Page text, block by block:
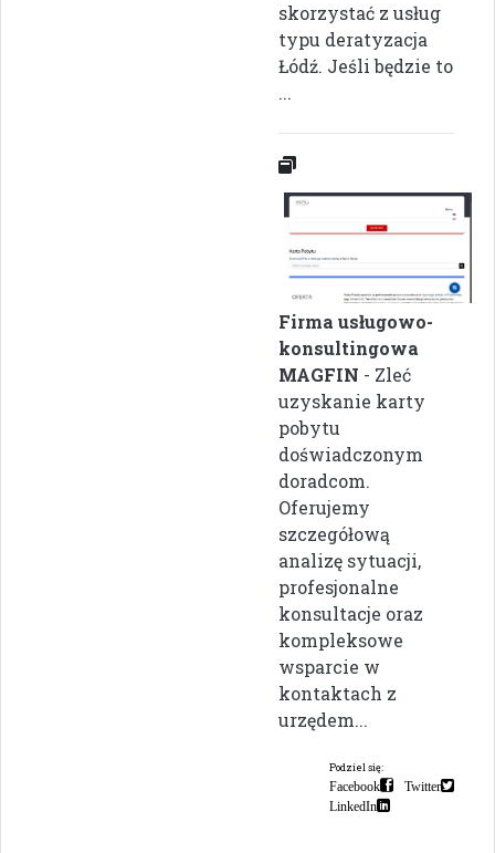
skorzystać z usług
typu deratyzacja
Łódź. Jeśli będzie to
...
Firma usługowo-
konsultingowa
MAGFIN - Zleć
uzyskanie karty
pobytu
doświadczonym
doradcom.
Oferujemy
szczegółową
analizę sytuacji,
profesjonalne
konsultacje oraz
kompleksowe
wsparcie w
kontaktach z
urzędem...
Podziel się:
Facebook
Twitter
LinkedIn